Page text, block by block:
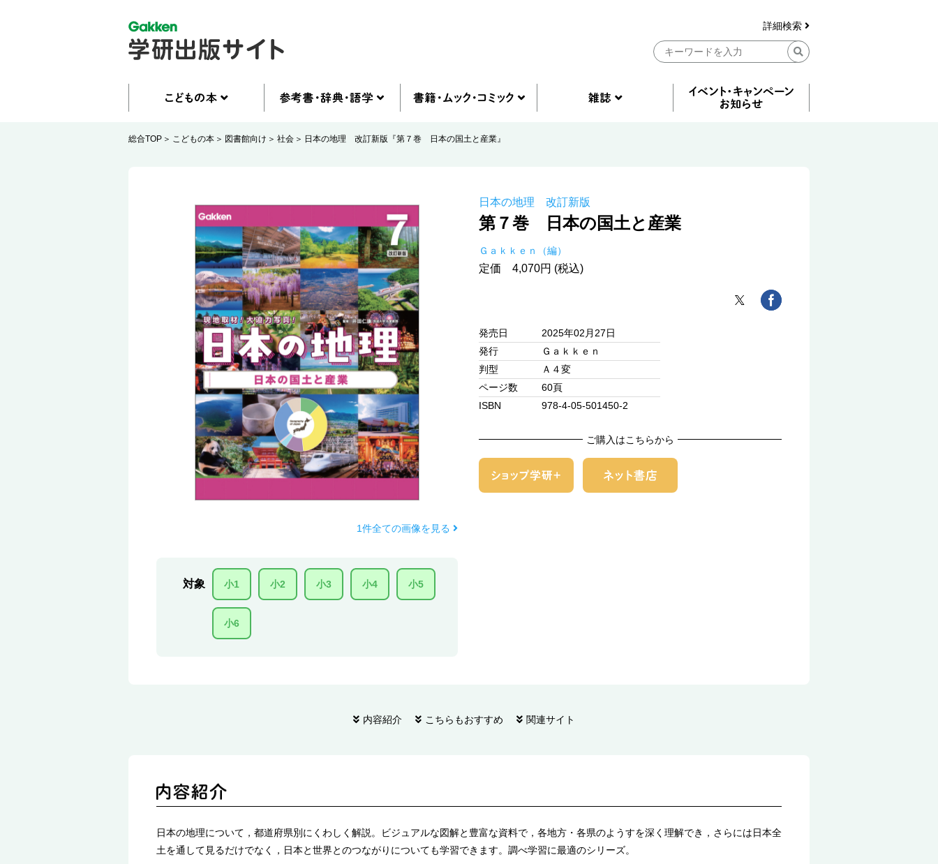
詳細検索
総合TOP こどもの本 図書館向け 社会 日本の地理 改訂新版『第７巻 日本の国土と産業』
1件全ての画像を見る
対象 小1 小2 小3 小4 小5
小6
日本の地理 改訂新版
第７巻 日本の国土と産業
Ｇａｋｋｅｎ（編）
定価 4,070円 (税込)
発売日
2025年02月27日
発行
Ｇａｋｋｅｎ
判型
Ａ４変
ページ数
60頁
ISBN
978-4-05-501450-2
ご購入はこちらから
内容紹介 こちらもおすすめ 関連サイト
日本の地理について，都道府県別にくわしく解説。ビジュアルな図解と豊富な資料で，各地方・各県のようすを深く理解でき，さらには日本全
土を通して見るだけでなく，日本と世界とのつながりについても学習できます。調べ学習に最適のシリーズ。